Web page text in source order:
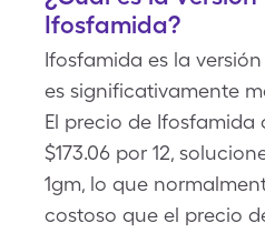
Ifosfamida?
Ifosfamida es la
es significativamente
El precio de Ifosfamida
$173.06 por 12,
1gm, lo que
costoso que el precio